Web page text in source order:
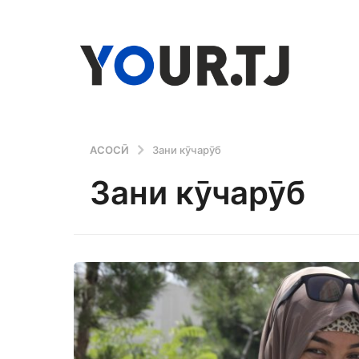
АСОСӢ Зани кӯчарӯб
Зани кӯчарӯб